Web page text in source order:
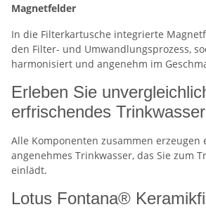
Magnetfelder
In die Filterkartusche integrierte
den Filter- und Umwandlungsprozess,
harmonisiert und angenehm im
Erleben Sie
erfrischendes Trinkwasser
Alle Komponenten zusammen erzeugen
angenehmes Trinkwasser, das Sie zum
einlädt.
Lotus Fontana®